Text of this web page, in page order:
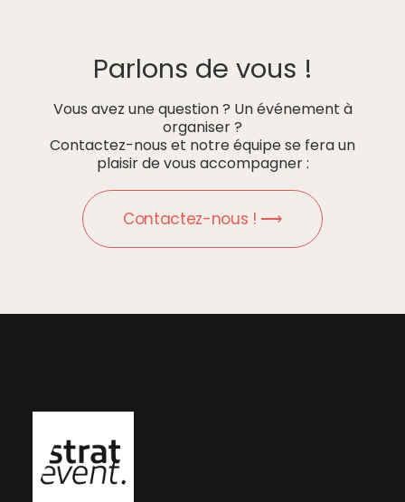
Parlons de vous !
Vous avez une question ? Un événement à
organiser ?
Contactez-nous et notre équipe se fera un
plaisir de vous accompagner :
Contactez-nous ! ⟶